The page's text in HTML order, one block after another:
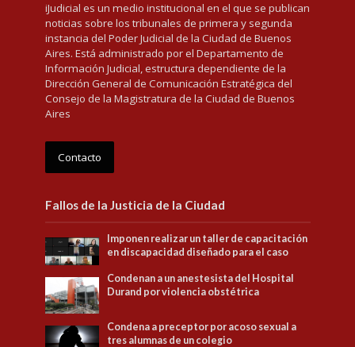
iJudicial es un medio institucional en el que se publican
noticias sobre los tribunales de primera y segunda
instancia del Poder Judicial de la Ciudad de Buenos
Aires. Está administrado por el Departamento de
Información Judicial, estructura dependiente de la
Dirección General de Comunicación Estratégica del
Consejo de la Magistratura de la Ciudad de Buenos
Aires
Contacto
Fallos de la Justicia de la Ciudad
Imponen realizar un taller de capacitación
en discapacidad diseñado para el caso
Condenan a un anestesista del Hospital
Durand por violencia obstétrica
Condena a preceptor por acoso sexual a
tres alumnas de un colegio